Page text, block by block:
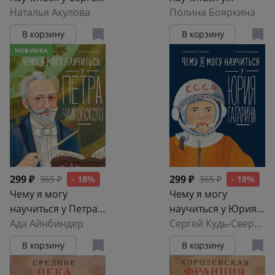
Королёва
Наталья Акулова
В корзину
Александра
Пушкина
Полина Бояркина
В корзину
НОВИНКА
299 ₽ 365 ₽ - 18%
Чему я могу
научиться у Петра
Чайковского
Ада Айнбиндер
В корзину
299 ₽ 365 ₽ - 18%
Чему я могу
научиться у Юрия
Гагарина
Сергей Кудь-Сверчков
В корзину